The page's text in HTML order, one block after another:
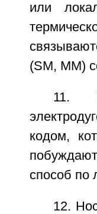
или
(SM, ММ)
11.
кодом,
способ по
12.